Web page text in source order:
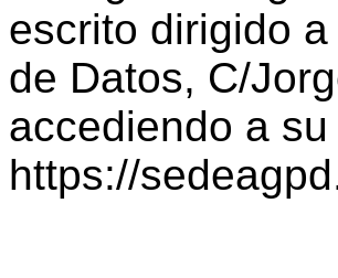
escrito dirigido
de Datos, C/
accediendo a
https://